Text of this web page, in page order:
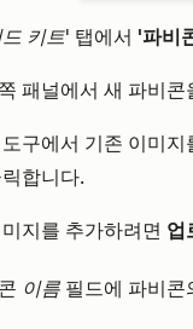
키트' 탭에서 '파비
패널에서 새 파비콘
구에서 기존 이미
합니다.
지를 추가하려면 업
이름 필드에 파비콘